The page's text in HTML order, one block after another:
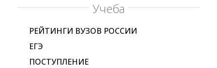
Учеба
РЕЙТИНГИ ВУЗОВ РОССИИ
ЕГЭ
ПОСТУПЛЕНИЕ